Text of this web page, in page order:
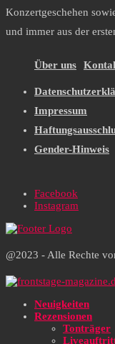
Konzertgeschehen
und immer aus der
Über uns
Impressum
Gender-Hinweis
Facebook
Instagram
@2023 - Alle Rechte
Neuigkeiten
Rezensionen
Tonträger